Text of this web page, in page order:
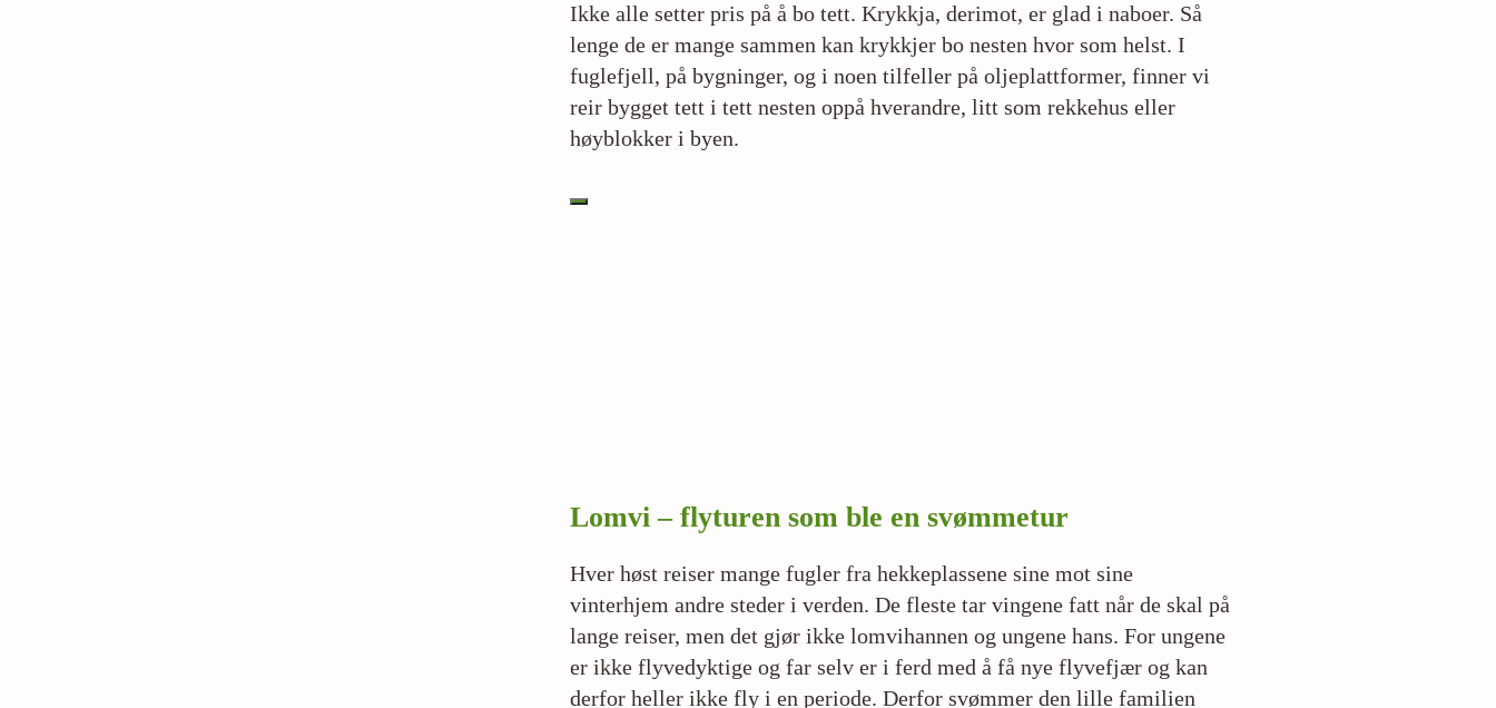
Ikke alle setter pris på å bo tett. Krykkja, derimot, er glad i naboer. Så
lenge de er mange sammen kan krykkjer bo nesten hvor som helst. I
fuglefjell, på bygninger, og i noen tilfeller på oljeplattformer, finner vi
reir bygget tett i tett nesten oppå hverandre, litt som rekkehus eller
høyblokker i byen.
Lomvi – flyturen som ble en svømmetur
Hver høst reiser mange fugler fra hekkeplassene sine mot sine
vinterhjem andre steder i verden. De fleste tar vingene fatt når de skal på
lange reiser, men det gjør ikke lomvihannen og ungene hans. For ungene
er ikke flyvedyktige og far selv er i ferd med å få nye flyvefjær og kan
derfor heller ikke fly i en periode. Derfor svømmer den lille familien